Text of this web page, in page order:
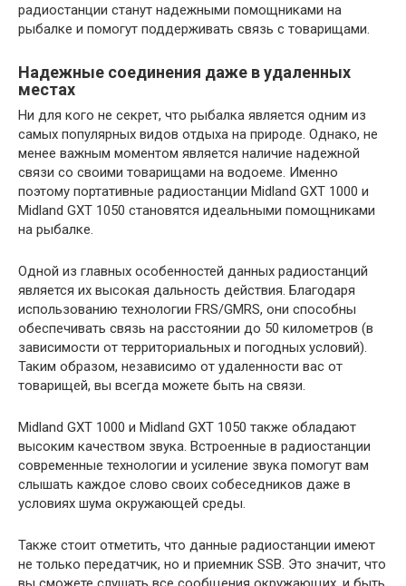
радиостанции станут надежными помощниками на
рыбалке и помогут поддерживать связь с товарищами.
Надежные соединения даже в удаленных
местах
Ни для кого не секрет, что рыбалка является одним из
самых популярных видов отдыха на природе. Однако, не
менее важным моментом является наличие надежной
связи со своими товарищами на водоеме. Именно
поэтому портативные радиостанции Midland GXT 1000 и
Midland GXT 1050 становятся идеальными помощниками
на рыбалке.
Одной из главных особенностей данных радиостанций
является их высокая дальность действия. Благодаря
использованию технологии FRS/GMRS, они способны
обеспечивать связь на расстоянии до 50 километров (в
зависимости от территориальных и погодных условий).
Таким образом, независимо от удаленности вас от
товарищей, вы всегда можете быть на связи.
Midland GXT 1000 и Midland GXT 1050 также обладают
высоким качеством звука. Встроенные в радиостанции
современные технологии и усиление звука помогут вам
слышать каждое слово своих собеседников даже в
условиях шума окружающей среды.
Также стоит отметить, что данные радиостанции имеют
не только передатчик, но и приемник SSB. Это значит, что